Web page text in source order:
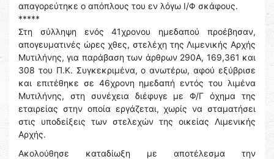
απαγορεύτηκε ο απόπλους του εν λόγω Ι/Φ σκάφους.
*****
Στη σύλληψη ενός 41χρονου ημεδαπού προέβησαν,
απογευματινές ώρες χθες, στελέχη της Λιμενικής Αρχής
Μυτιλήνης, για παράβαση των άρθρων 290Α, 169,361 και
308 του Π.Κ. Συγκεκριμένα, ο ανωτέρω, αφού εξύβρισε
και επιτέθηκε σε 46χρονη ημεδαπή εντός του λιμένα
Μυτιλήνης, στη συνέχεια διέφυγε με Φ/Γ όχημα της
εταιρείας στην οποία εργάζεται, χωρίς να σταματήσει
στις υποδείξεις των στελεχών της οικείας Λιμενικής
Αρχής.
Ακολούθησε καταδίωξη με αποτέλεσμα την